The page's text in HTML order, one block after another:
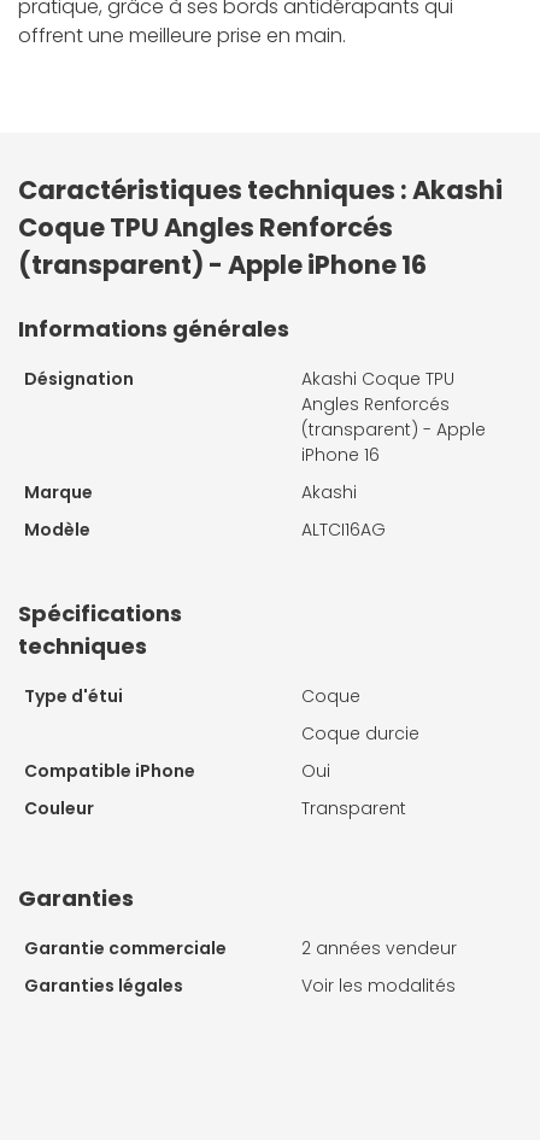
pratique, grâce à ses bords antidérapants qui
offrent une meilleure prise en main.
Caractéristiques techniques : Akashi
Coque TPU Angles Renforcés
(transparent) - Apple iPhone 16
Informations générales
Désignation
Akashi Coque TPU
Angles Renforcés
(transparent) - Apple
iPhone 16
Marque
Akashi
Modèle
ALTCI16AG
Spécifications
techniques
Type d'étui
Coque
Coque durcie
Compatible iPhone
Oui
Couleur
Transparent
Garanties
Garantie commerciale
2 années vendeur
Garanties légales
Voir les modalités